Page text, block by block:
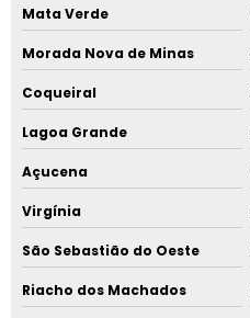
Mata Verde
Morada Nova de Minas
Coqueiral
Lagoa Grande
Açucena
Virgínia
São Sebastião do Oeste
Riacho dos Machados